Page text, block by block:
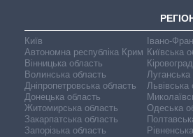
Київ
Автономна республіка Крим
Вінницька область
Волинська область
Дніпропетровська область
Донецька область
Житомирська область
Закарпатська область
Запорізька область
Івано-
Київська
Луганська
Львівська
Одеська